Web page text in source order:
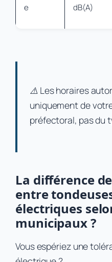
e dB(A)
⚠️ Les horaires
uniquement de
préfectoral, pas du
La différence
entre
électriques
municipaux ?
Vous espériez une